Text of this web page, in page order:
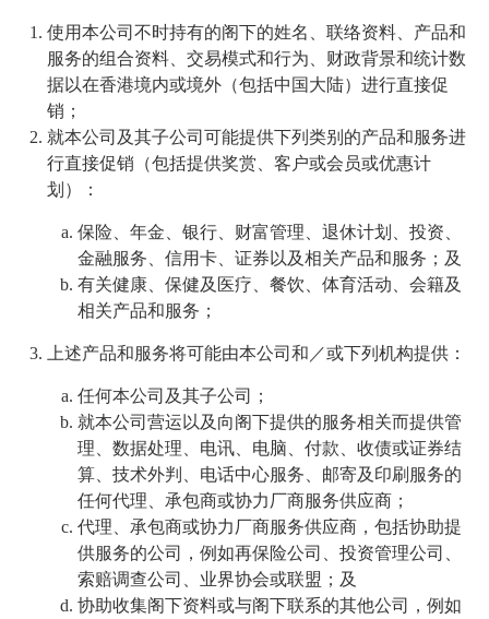
使用本公司不时持有的阁下的姓名、联络资料、产品和
服务的组合资料、交易模式和行为、财政背景和统计数
据以在香港境内或境外（包括中国大陆）进行直接促
销；
就本公司及其子公司可能提供下列类别的产品和服务进
行直接促销（包括提供奖赏、客户或会员或优惠计
划）：
保险、年金、银行、财富管理、退休计划、投资、
金融服务、信用卡、证券以及相关产品和服务；及
有关健康、保健及医疗、餐饮、体育活动、会籍及
相关产品和服务；
上述产品和服务将可能由本公司和／或下列机构提供：
任何本公司及其子公司；
就本公司营运以及向阁下提供的服务相关而提供管
理、数据处理、电讯、电脑、付款、收债或证券结
算、技术外判、电话中心服务、邮寄及印刷服务的
任何代理、承包商或协力厂商服务供应商；
代理、承包商或协力厂商服务供应商，包括协助提
供服务的公司，例如再保险公司、投资管理公司、
索赔调查公司、业界协会或联盟；及
协助收集阁下资料或与阁下联系的其他公司，例如